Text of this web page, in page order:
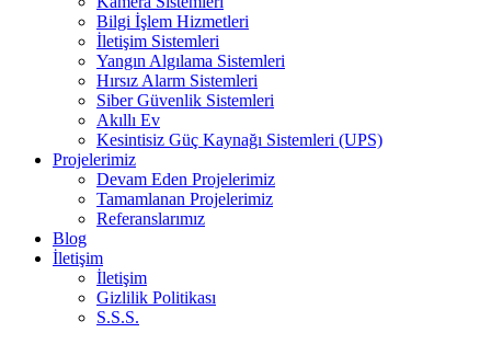
Bilgi İşlem Hizmetleri
İletişim Sistemleri
Yangın Algılama Sistemleri
Hırsız Alarm Sistemleri
Siber Güvenlik Sistemleri
Akıllı Ev
Kesintisiz Güç Kaynağı Sistemleri (UPS)
Projelerimiz
Devam Eden Projelerimiz
Tamamlanan Projelerimiz
Referanslarımız
Blog
İletişim
İletişim
Gizlilik Politikası
S.S.S.